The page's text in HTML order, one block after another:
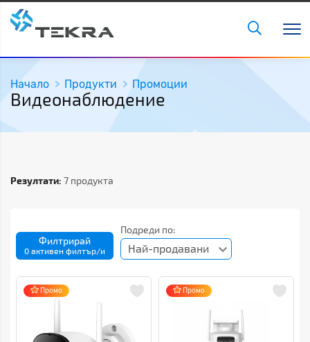
Начало Продукти Промоции
Видеонаблюдение
Резултати: 7 продукта
Филтрирай
0 активен филтър/и
Подреди по:
Най-продавани
Промо Промо